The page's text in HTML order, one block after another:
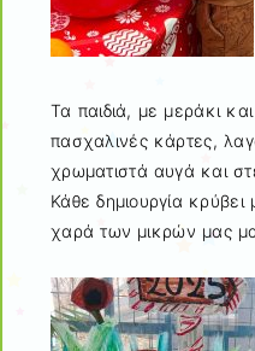
Τα παιδιά, με μεράκι
πασχαλινές κάρτες,
χρωματιστά αυγά και
Κάθε δημιουργία
χαρά των μικρών μας